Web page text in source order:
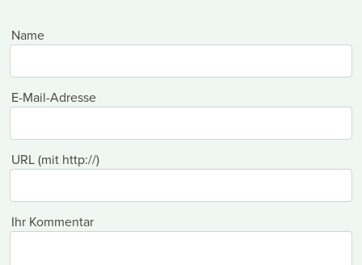
Name
E-Mail-Adresse
URL (mit http://)
Ihr Kommentar